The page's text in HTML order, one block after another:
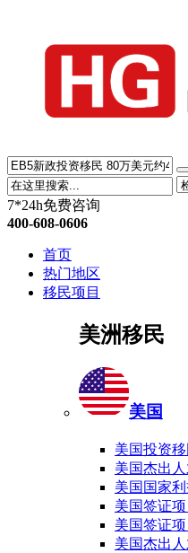
7*24h免费咨询
400-608-0606
首页
热门地区
移民项目
美洲移民
美国
美国投资
美国杰出
美国国家
美国签证
美国签证
美国杰出